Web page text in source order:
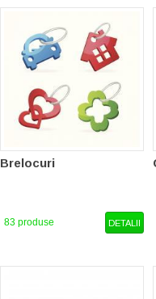
Brelocuri
83 produse DETALII